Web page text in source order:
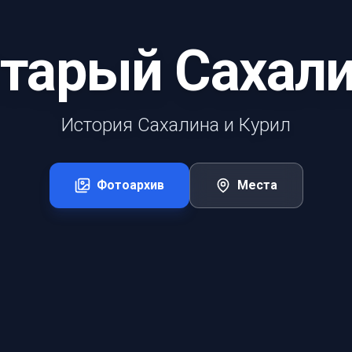
История Сахалина и Курил
Фотоархив Места